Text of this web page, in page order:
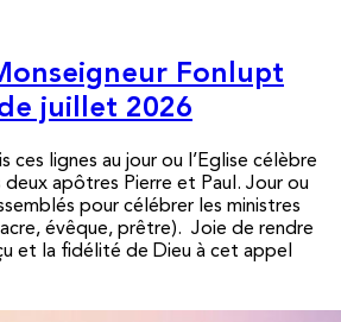
Fonlupt
juillet 2026
ces lignes au jour ou l’Eglise célèbre
apôtres Pierre et Paul. Jour ou
pour célébrer les ministres
évêque, prêtre). Joie de rendre
et la fidélité de Dieu à cet appel